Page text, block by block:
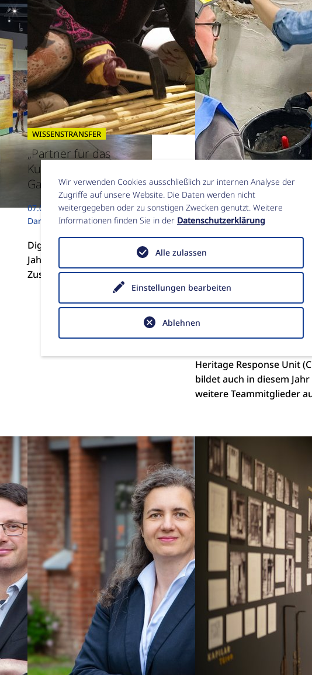
WISSENSTRANSFER
„Partner für das
Kulturerbe in
Gadara/Umm Qays"
07.07.2026|Außenstelle
Damaskus
Digitale Ausstellung zu 40
Jahren jordanisch-deutscher
Zusammenarbeit online
NEWS
Fit für den Einsatz:
KulturGutRetter
neue CHRU-
Teammitglieder
Die kürzlich im EU-
Heritage Response Unit
bildet auch in diesem Jahr
weitere Teammitglieder
Wir verwenden Cookies ausschließlich zur internen Analyse der
Zugriffe auf unsere Website. Die Daten werden nicht
weitergegeben oder zu sonstigen Zwecken genutzt. Weitere
Informationen finden Sie in der Datenschutzerklärung
Einstellungen bearbeiten
Ablehnen
Alle zulassen